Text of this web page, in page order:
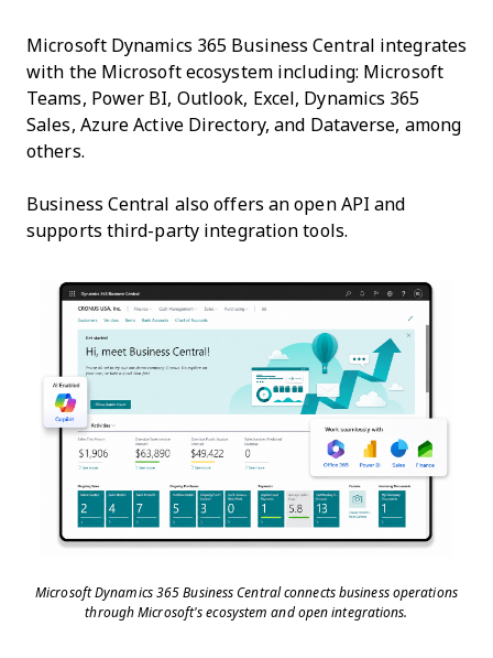
Microsoft Dynamics 365 Business Central integrates
with the Microsoft ecosystem including: Microsoft
Teams, Power BI, Outlook, Excel, Dynamics 365
Sales, Azure Active Directory, and Dataverse, among
others.
Business Central also offers an open API and
supports third-party integration tools.
Microsoft Dynamics 365 Business Central connects business operations
through Microsoft's ecosystem and open integrations.